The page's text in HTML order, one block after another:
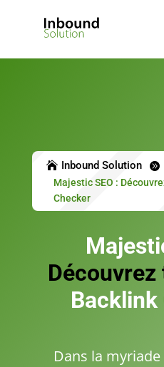
 Inbound Solution 
Majestic SEO :
Checker
Backlink
Dans la myriade